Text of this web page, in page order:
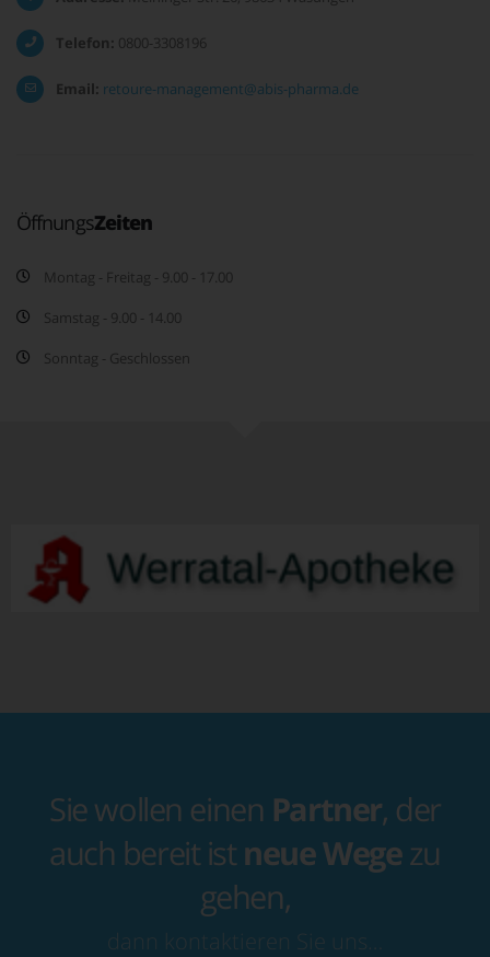
Telefon: 0800-3308196
Email: retoure-management@abis-pharma.de
ÖffnungsZeiten
Montag - Freitag - 9.00 - 17.00
Samstag - 9.00 - 14.00
Sonntag - Geschlossen
Sie wollen einen Partner, der
auch bereit ist neue Wegezu
gehen,
dann kontaktieren Sie uns…